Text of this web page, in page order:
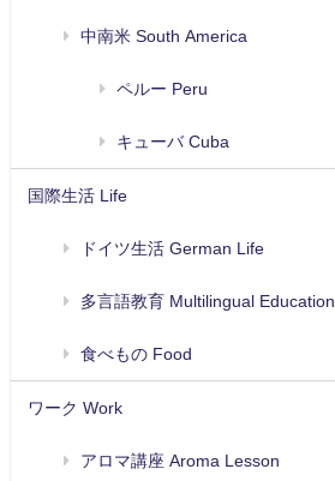
中南米 South America
ペルー Peru
キューバ Cuba
国際生活 Life
ドイツ生活 German Life
多言語教育 Multilingual Education
食べもの Food
ワーク Work
アロマ講座 Aroma Lesson